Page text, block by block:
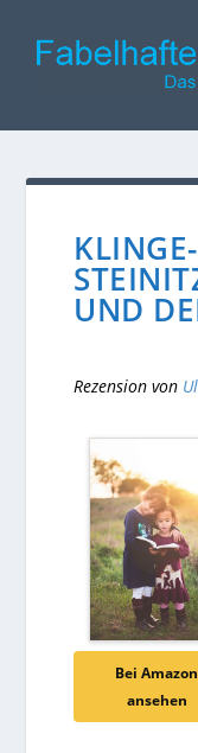
UND
Rezension von
Bei Amazon
ansehen